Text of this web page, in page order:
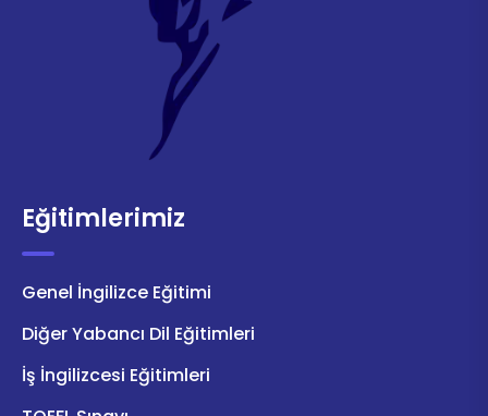
Eğitimlerimiz
Genel İngilizce Eğitimi
Diğer Yabancı Dil Eğitimleri
İş İngilizcesi Eğitimleri